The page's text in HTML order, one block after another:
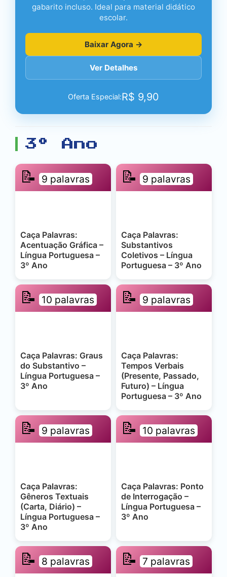
gabarito incluso. Ideal para material didático
escolar.
Baixar Agora →
Ver Detalhes
Oferta Especial:R$ 9,90
3º Ano
📝 9 palavras
Caça Palavras:
Acentuação Gráfica –
Língua Portuguesa –
3º Ano
📝 9 palavras
Caça Palavras:
Substantivos
Coletivos – Língua
Portuguesa – 3º Ano
📝 10 palavras
Caça Palavras: Graus
do Substantivo –
Língua Portuguesa –
3º Ano
📝 9 palavras
Caça Palavras:
Tempos Verbais
(Presente, Passado,
Futuro) – Língua
Portuguesa – 3º Ano
📝 9 palavras
Caça Palavras:
Gêneros Textuais
(Carta, Diário) –
Língua Portuguesa –
3º Ano
📝 10 palavras
Caça Palavras: Ponto
de Interrogação –
Língua Portuguesa –
3º Ano
📝 8 palavras 📝 7 palavras